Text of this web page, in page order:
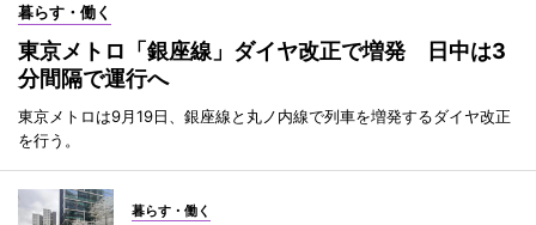
暮らす・働く
東京メトロ「銀座線」ダイヤ改正で増発 日中は3
分間隔で運行へ
東京メトロは9月19日、銀座線と丸ノ内線で列車を増発するダイヤ改正
を行う。
暮らす・働く